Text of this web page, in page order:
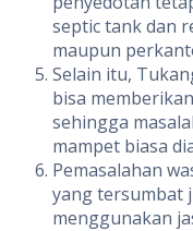
septic tank dan
maupun
Selain itu,
bisa
sehingga
mampet biasa
Pemasalahan
yang tersumbat
menggunakan